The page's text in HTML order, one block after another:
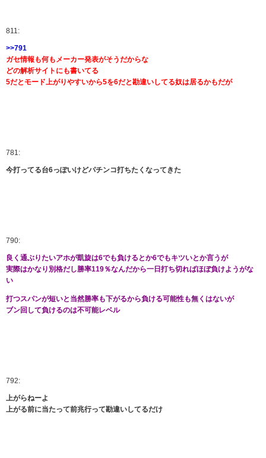
811:
>>791
ガセ情報も何もメーカー発表がそうだからな
どの解析サイトにも書いてる
5だとモード上がりやすいから5を6だと勘違いしてる奴は居るかもだが
781:
今打ってる台6っぽいけどパチンコ打ちたくなってきた
790:
良く通ぶりたいアホが凱旋は6でも負けるとか6でもキツいとか言うが
実際はかなり別格だし勝率119％なんだから一日打ち切ればほぼ負けようがな
い
打つスパンが短いと当然勝率も下がるから負ける可能性も無くはないが
ブン回して負けるのは不可能レベル
792:
上がらねーよ
上がる前に当たって前兆行って勘違いしてるだけ